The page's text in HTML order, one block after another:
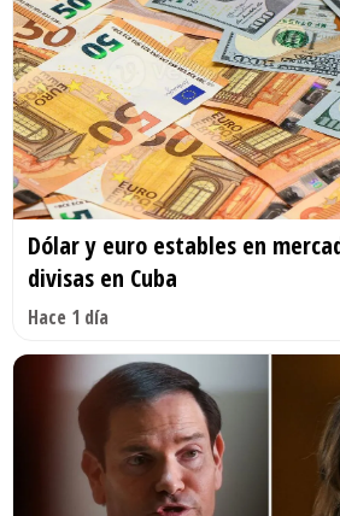
Dólar y euro estables en
divisas en Cuba
Hace 1 día